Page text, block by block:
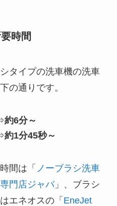
時間
タイプの洗車機の洗車
の通りです。
約6分～
約1分45秒～
間は「 ノーブラシ洗車
門店ジャバ」、ブラシ
エネオスの「 EneJet